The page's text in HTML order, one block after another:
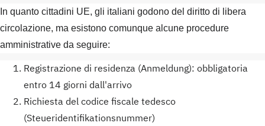
In quanto cittadini UE, gli italiani godono del diritto di libera
circolazione, ma esistono comunque alcune procedure
amministrative da seguire:
Registrazione di residenza (Anmeldung): obbligatoria
entro 14 giorni dall'arrivo
Richiesta del codice fiscale tedesco
(Steueridentifikationsnummer)